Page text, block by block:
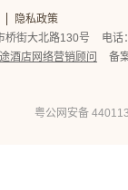
隐私政策
桥街大北路130号
电话
酒店网络营销顾问 备
粤公网安备